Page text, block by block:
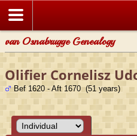
van Osnabrugge Genealogy
Olifier Cornelisz
Bef 1620 - Aft 1670 (51 years)